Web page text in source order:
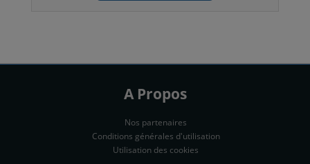
A Propos
Nos partenaires
Conditions générales d'utilisation
Utilisation des cookies